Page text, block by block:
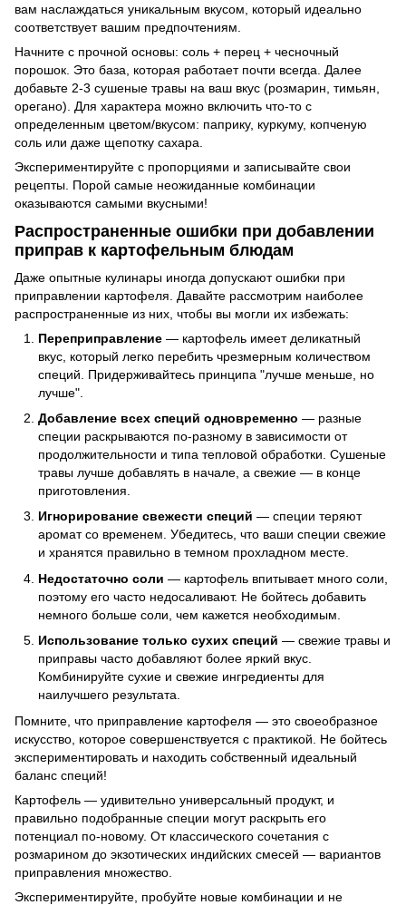
вам наслаждаться уникальным вкусом, который идеально
соответствует вашим предпочтениям.
Начните с прочной основы: соль + перец + чесночный
порошок. Это база, которая работает почти всегда. Далее
добавьте 2-3 сушеные травы на ваш вкус (розмарин, тимьян,
орегано). Для характера можно включить что-то с
определенным цветом/вкусом: паприку, куркуму, копченую
соль или даже щепотку сахара.
Экспериментируйте с пропорциями и записывайте свои
рецепты. Порой самые неожиданные комбинации
оказываются самыми вкусными!
Распространенные ошибки при добавлении
приправ к картофельным блюдам
Даже опытные кулинары иногда допускают ошибки при
приправлении картофеля. Давайте рассмотрим наиболее
распространенные из них, чтобы вы могли их избежать:
Переприправление — картофель имеет деликатный
вкус, который легко перебить чрезмерным количеством
специй. Придерживайтесь принципа "лучше меньше, но
лучше".
Добавление всех специй одновременно — разные
специи раскрываются по-разному в зависимости от
продолжительности и типа тепловой обработки. Сушеные
травы лучше добавлять в начале, а свежие — в конце
приготовления.
Игнорирование свежести специй — специи теряют
аромат со временем. Убедитесь, что ваши специи свежие
и хранятся правильно в темном прохладном месте.
Недостаточно соли — картофель впитывает много соли,
поэтому его часто недосаливают. Не бойтесь добавить
немного больше соли, чем кажется необходимым.
Использование только сухих специй — свежие травы и
приправы часто добавляют более яркий вкус.
Комбинируйте сухие и свежие ингредиенты для
наилучшего результата.
Помните, что приправление картофеля — это своеобразное
искусство, которое совершенствуется с практикой. Не бойтесь
экспериментировать и находить собственный идеальный
баланс специй!
Картофель — удивительно универсальный продукт, и
правильно подобранные специи могут раскрыть его
потенциал по-новому. От классического сочетания с
розмарином до экзотических индийских смесей — вариантов
приправления множество.
Экспериментируйте, пробуйте новые комбинации и не